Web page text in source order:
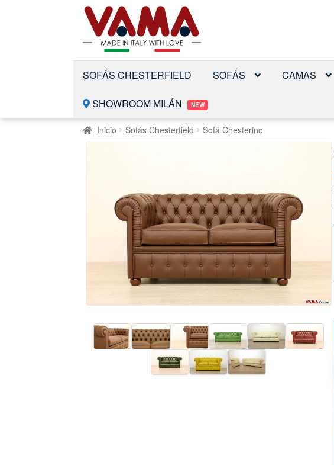
Saltar
la
navegación
Ir
al
contenido
SOFÁS CHESTERFIELD SOFÁS CAMAS
SHOWROOM MILÁN NEW
Inicio Sofás Chesterfield Sofá Chesterino